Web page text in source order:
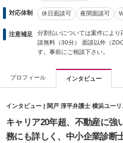
対応体制 休日面談可 夜間面談可
注意補足
分割払いについては案件によ
談無料（30分） 面談以外（
す。事前にご相談下さい。
プロフィール インタビュー
インタビュー | 関戸 淳平弁護士 横浜ユー
キャリア20年超、不動産に強
務にも詳しく、中小企業診断